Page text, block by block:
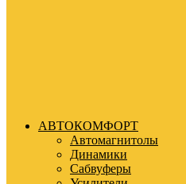
АВТОКОМФОРТ
Автомагнитолы
Динамики
Сабвуферы